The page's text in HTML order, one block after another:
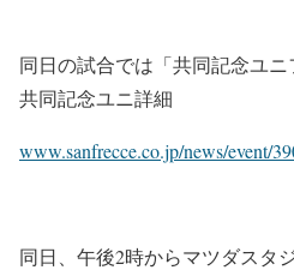
同日の試合では「共同記念ユ
共同記念ユニ詳細
www.sanfrecce.co.jp/news/event/
同日、午後2時からマツダスタ